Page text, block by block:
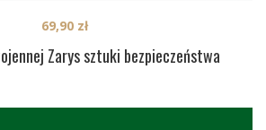
Zarys sztuki bezpieczeństwa
69,90 zł